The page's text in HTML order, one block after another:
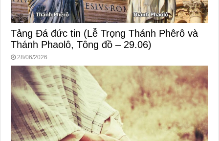
Tảng Đá đức tin (Lễ Trọng Thánh Phêrô và
Thánh Phaolô, Tông đồ – 29.06)
28/06/2026